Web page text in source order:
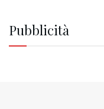
Pubblicità